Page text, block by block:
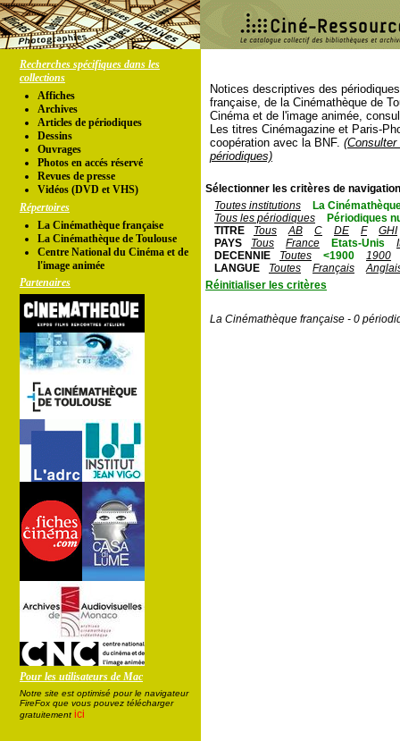
Recherches spécifiques dans les
collections
Affiches
Archives
Articles de périodiques
Dessins
Ouvrages
Photos en accés réservé
Revues de presse
Vidéos (DVD et VHS)
Répertoires
La Cinémathèque française
La Cinémathèque de Toulouse
Centre National du Cinéma et de
l'image animée
Partenaires
Pour les utilisateurs de Mac
Notre site est optimisé pour le navigateur
FireFox que vous pouvez télécharger
gratuitement ici
Notices descriptives des
française, de la Cinémathèque de
Cinéma et de l'image animée,
Les titres Cinémagazine et Paris-
coopération avec la BNF.
périodiques)
Sélectionner les critères de
Toutes institutions
La
Tous les périodiques
Périodiques
TITRE
Tous AB C DE F
GHI
PAYS
Tous France Etats-Unis
DECENNIE
Toutes <1900
1900
LANGUE
Toutes Français
Réinitialiser les critères
La Cinémathèque française - 0